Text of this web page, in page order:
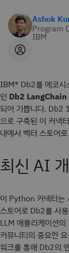
Ashok
Program
IBM
IBM® Db2를 에코시
인 Db2
되어 기쁩니다. Db2
으로 구축된 이 커넥
내에서 벡터 스토어
최신 AI
이 Python 커넥터는
스토어로 Db2를 사
LLM 애플리케이션
커뮤니티의 중요한
워크를 통해 Db2의